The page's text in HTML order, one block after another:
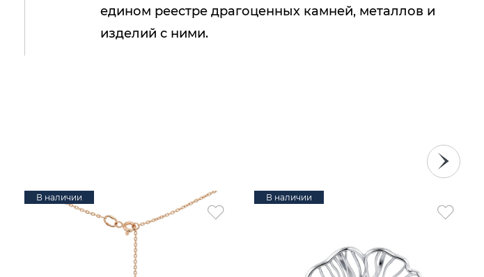
едином реестре драгоценных камней, металлов и
изделий с ними.
В наличии В наличии